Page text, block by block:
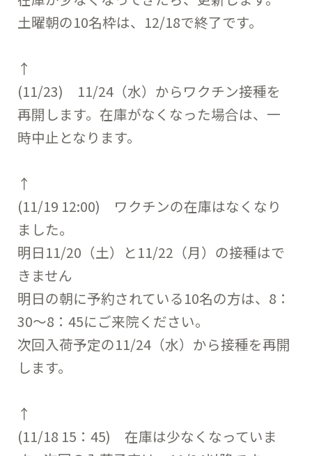
土曜朝の10名枠は、12/18で終了です。
↑
(11/23) 11/24（水）からワクチン接種を
再開します。在庫がなくなった場合は、一
時中止となります。
↑
(11/19 12:00) ワクチンの在庫はなくなり
ました。
明日11/20（土）と11/22（月）の接種はで
きません
明日の朝に予約されている10名の方は、8：
30～8：45にご来院ください。
次回入荷予定の11/24（水）から接種を再開
します。
↑
(11/18 15：45) 在庫は少なくなっていま